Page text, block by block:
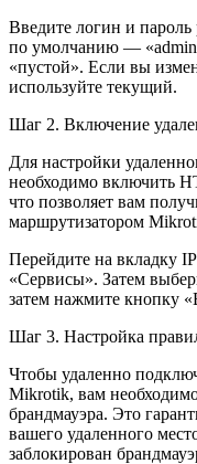
Введите логин и
по умолчанию —
«пустой». Если вы
используйте текущий.
Шаг 2. Включение
Для настройки
необходимо включить
что позволяет вам
маршрутизатором
Перейдите на вкладку
«Сервисы». Затем
затем нажмите кнопку
Шаг 3. Настройка
Чтобы удаленно
Mikrotik, вам
брандмауэра. Это
вашего удаленного
заблокирован